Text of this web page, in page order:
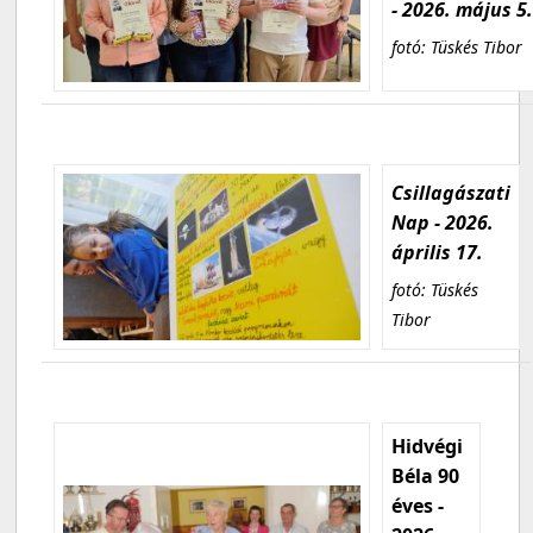
- 2026. május 5.
fotó: Tüskés Tibor
Csillagászati
Nap - 2026.
április 17.
fotó: Tüskés
Tibor
Hidvégi
Béla 90
éves -